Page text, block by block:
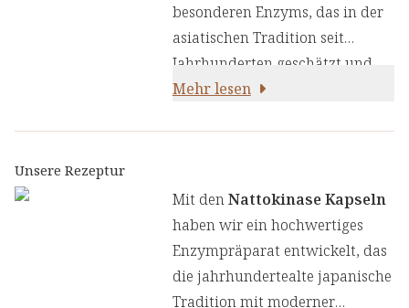
besonderen Enzyms, das in der
asiatischen Tradition seit
Jahrhunderten geschätzt und
nun durch moderne
Mehr lesen
Unsere Rezeptur
Mit denNattokinase Kapseln
haben wir ein hochwertiges
Enzympräparat entwickelt, das
die jahrhundertealte japanische
Tradition mit moderner